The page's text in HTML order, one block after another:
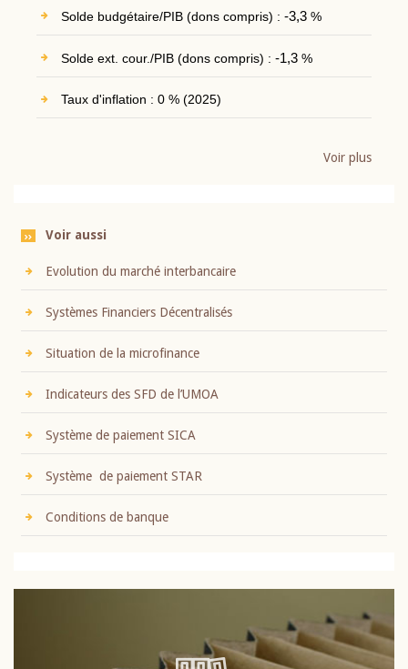
Solde budgétaire/PIB (dons compris) : -3,3%
Solde ext. cour./PIB (dons compris) : -1,3%
Taux d'inflation : 0 % (2025)
Voir plus
Voir aussi
Evolution du marché interbancaire
Systèmes Financiers Décentralisés
Situation de la microfinance
Indicateurs des SFD de l’UMOA
Système de paiement SICA
Système de paiement STAR
Conditions de banque